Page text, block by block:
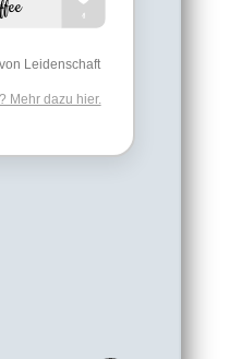
Leidenschaft
Mehr dazu hier.